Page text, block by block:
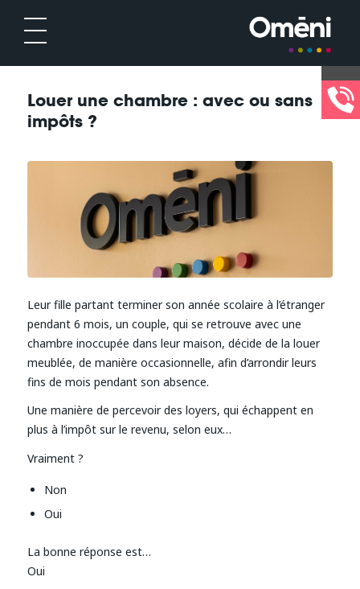
Louer une chambre : avec ou sans
impôts ?
Leur fille partant terminer son année scolaire à l’étranger
pendant 6 mois, un couple, qui se retrouve avec une
chambre inoccupée dans leur maison, décide de la louer
meublée, de manière occasionnelle, afin d’arrondir leurs
fins de mois pendant son absence.
Une manière de percevoir des loyers, qui échappent en
plus à l’impôt sur le revenu, selon eux…
Vraiment ?
Non
Oui
La bonne réponse est…
Oui